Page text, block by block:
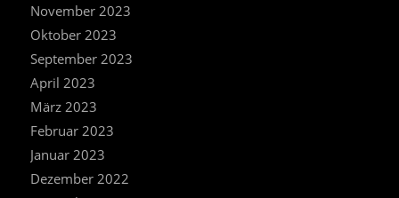
November 2023
Oktober 2023
September 2023
April 2023
März 2023
Februar 2023
Januar 2023
Dezember 2022